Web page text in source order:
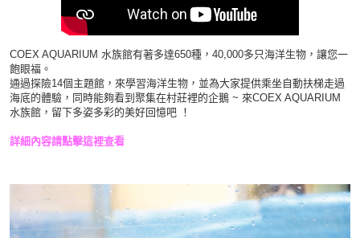
COEX AQUARIUM 水族館有著多達650種，40,000多只海洋生物，讓您一
飽眼福。
通過探險14個主題館，來學習海洋生物，並為大家提供乘坐自動扶梯走過
海底的體驗，同時能夠看到聚集在村莊裡的企鵝 ~ 來COEX AQUARIUM
水族館，留下多姿多彩的美好回憶吧 ！
詳細內容請點擊這裡查看